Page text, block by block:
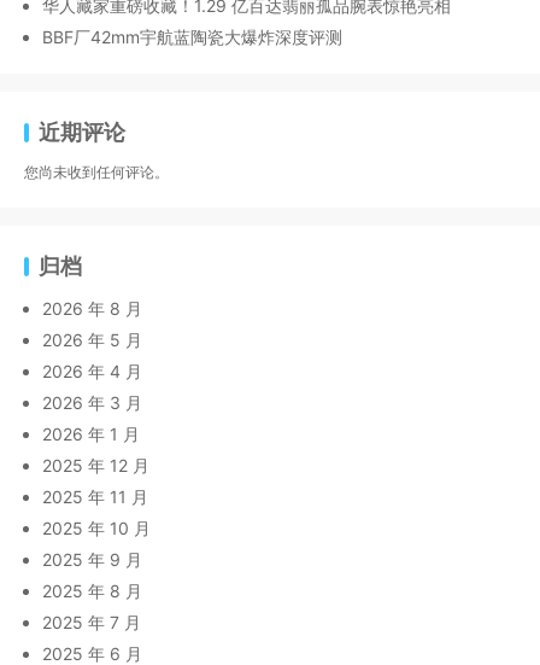
华人藏家重磅收藏！1.29 亿百达翡丽孤品腕表惊艳亮相
BBF厂42mm宇航蓝陶瓷大爆炸深度评测
近期评论
您尚未收到任何评论。
归档
2026 年 8 月
2026 年 5 月
2026 年 4 月
2026 年 3 月
2026 年 1 月
2025 年 12 月
2025 年 11 月
2025 年 10 月
2025 年 9 月
2025 年 8 月
2025 年 7 月
2025 年 6 月